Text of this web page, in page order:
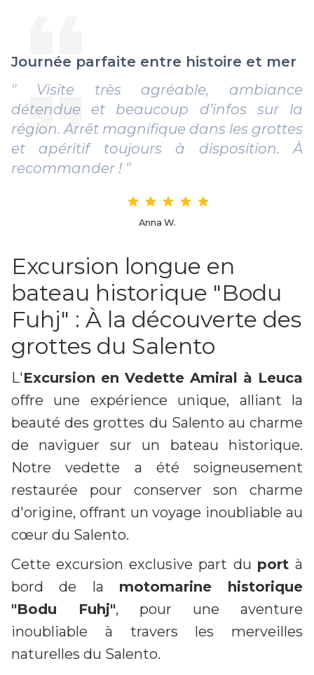
Journée parfaite entre histoire et mer
" Visite très agréable, ambiance
détendue et beaucoup d’infos sur la
région. Arrêt magnifique dans les grottes
et apéritif toujours à disposition. À
recommander ! "
Anna W.
Excursion longue en
bateau historique "Bodu
Fuhj" : À la découverte des
grottes du Salento
L'Excursion en Vedette Amiral à Leuca
offre une expérience unique, alliant la
beauté des grottes du Salento au charme
de naviguer sur un bateau historique.
Notre vedette a été soigneusement
restaurée pour conserver son charme
d'origine, offrant un voyage inoubliable au
cœur du Salento.
Cette excursion exclusive part du portà
bord de la motomarine historique
"Bodu Fuhj", pour une aventure
inoubliable à travers les merveilles
naturelles du Salento.